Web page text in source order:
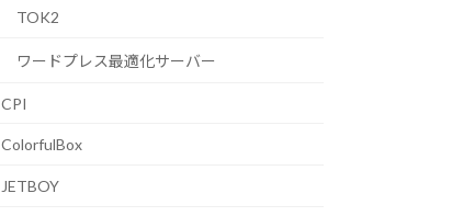
TOK2
ワードプレス最適化サーバー
CPI
ColorfulBox
JETBOY